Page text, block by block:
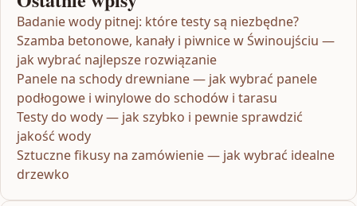
Badanie wody pitnej: które testy są niezbędne?
Szamba betonowe, kanały i piwnice w Świnoujściu —
jak wybrać najlepsze rozwiązanie
Panele na schody drewniane — jak wybrać panele
podłogowe i winylowe do schodów i tarasu
Testy do wody — jak szybko i pewnie sprawdzić
jakość wody
Sztuczne fikusy na zamówienie — jak wybrać idealne
drzewko